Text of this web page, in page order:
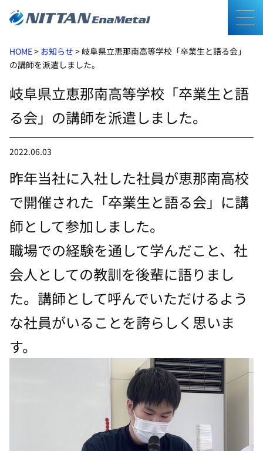
メ
HOME> お知らせ > 岐阜県立恵那南高等学校「卒業生と語る会」
の講師を派遣しました。
岐阜県立恵那南高等学校「卒業生と語
る会」の講師を派遣しました。
2022.06.03
昨年当社に入社した社員が恵那南高校
で開催された「卒業生と語る会」に講
師として参加しました。
職場での経験を通して学んだこと、社
会人としての教訓を後輩に語りまし
た。講師として呼んでいただけるよう
な社員がいることを誇らしく思いま
す。